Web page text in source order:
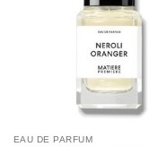
EAU DE PARFUM